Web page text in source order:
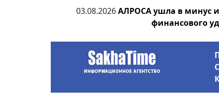
03.08.2026 АЛРОСА ушла в минус
финансового